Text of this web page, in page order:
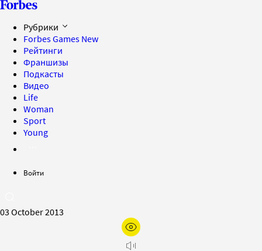
Рубрики
Forbes Games New
Рейтинги
Франшизы
Подкасты
Видео
Life
Woman
Sport
Young
Войти
03 October 2013